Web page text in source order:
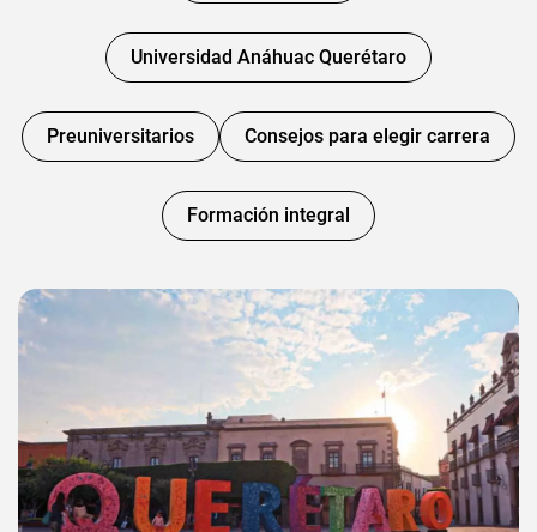
Universidad Anáhuac Querétaro
Preuniversitarios Consejos para elegir carrera
Formación integral